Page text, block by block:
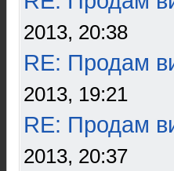
2013, 20:38
RE: Продам
2013, 19:21
RE: Продам
2013, 20:37